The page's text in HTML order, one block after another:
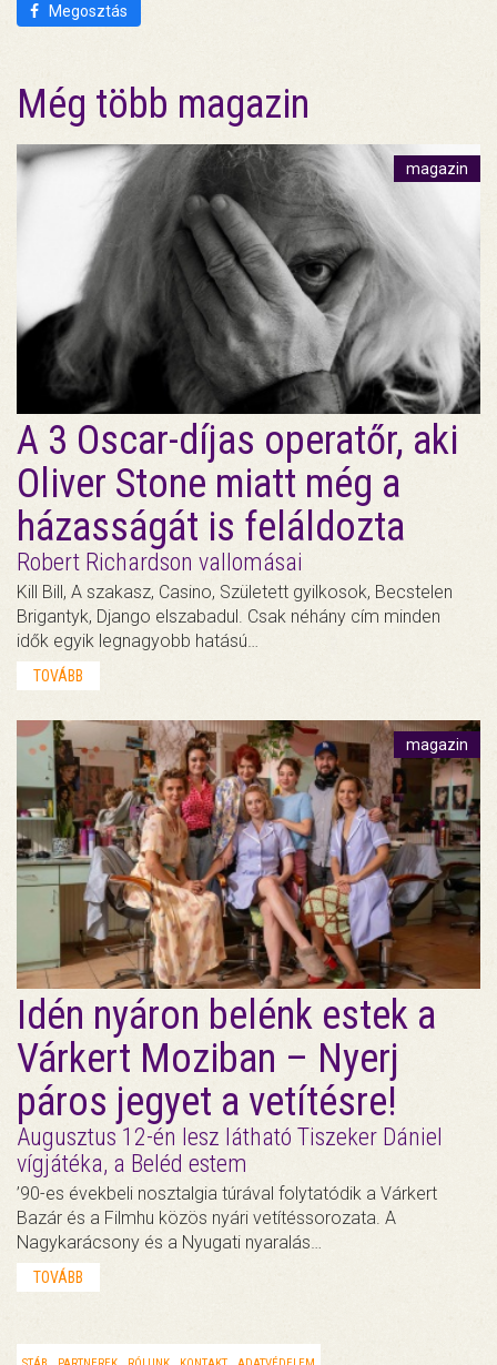
Megosztás
Még több magazin
magazin
A 3 Oscar-díjas operatőr, aki
Oliver Stone miatt még a
házasságát is feláldozta
Robert Richardson vallomásai
Kill Bill, A szakasz, Casino, Született gyilkosok, Becstelen
Brigantyk, Django elszabadul. Csak néhány cím minden
idők egyik legnagyobb hatású…
TOVÁBB
magazin
Idén nyáron belénk estek a
Várkert Moziban – Nyerj
páros jegyet a vetítésre!
Augusztus 12-én lesz látható Tiszeker Dániel
vígjátéka, a Beléd estem
’90-es évekbeli nosztalgia túrával folytatódik a Várkert
Bazár és a Filmhu közös nyári vetítéssorozata. A
Nagykarácsony és a Nyugati nyaralás…
TOVÁBB